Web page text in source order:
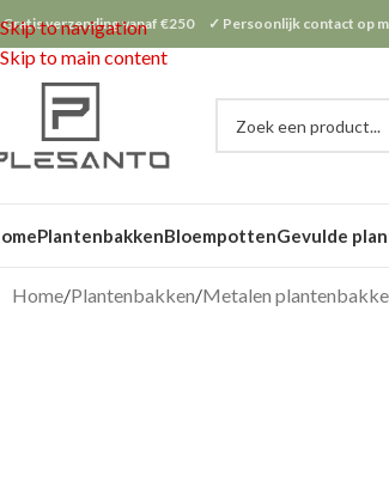
Skip to navigation
Skip to main content
verzending vanaf €250 ✓ Persoonlijk contact op
PlantenbakkenBloempottenGevulde
Home Plantenbakken Metalen